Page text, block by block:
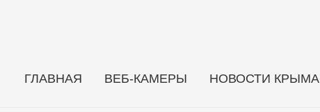
ГЛАВНАЯ ВЕБ-КАМЕРЫ НОВОСТИ КРЫМА